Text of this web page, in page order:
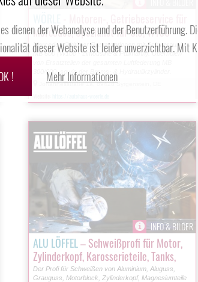
dienen der Webanalyse und der Benutzerführung.
dieser Website ist leider unverzichtbar. Mit
!
Mehr Informationen
Mercedes, Spezialist für 6.3, W100
Mercedes Oldtimer Restaurationen mit Schwerpunkt
MB 600 (W100 - Limousine & Pullmann). Überholen
300/600, sowie der Brems- & Hydraulikzylinder.
Johannesstraße 1a, 89428 Syrgenstein, DE
INFO & BILDER
ALU LÖFFEL– Schweißprofi für Motor,
Zylinderkopf, Karosserieteile, Tanks,
etc.
Der Profi für Schweißen von Aluminium, Aluguss,
Grauguss, Motorblock, Zylinderkopf, Magnesiumteile